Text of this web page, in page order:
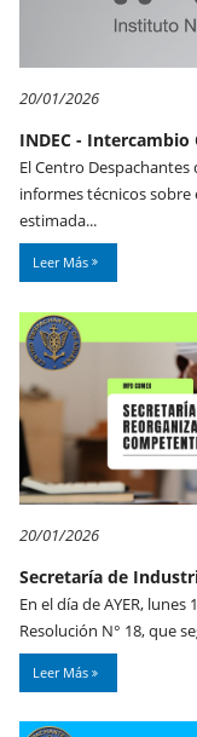
20/01/2026
INDEC -
El Centro Despachantes
informes técnicos
estimada...
Leer Más
20/01/2026
Secretaría de
En el día de AYER,
Resolución N° 18, que
Leer Más